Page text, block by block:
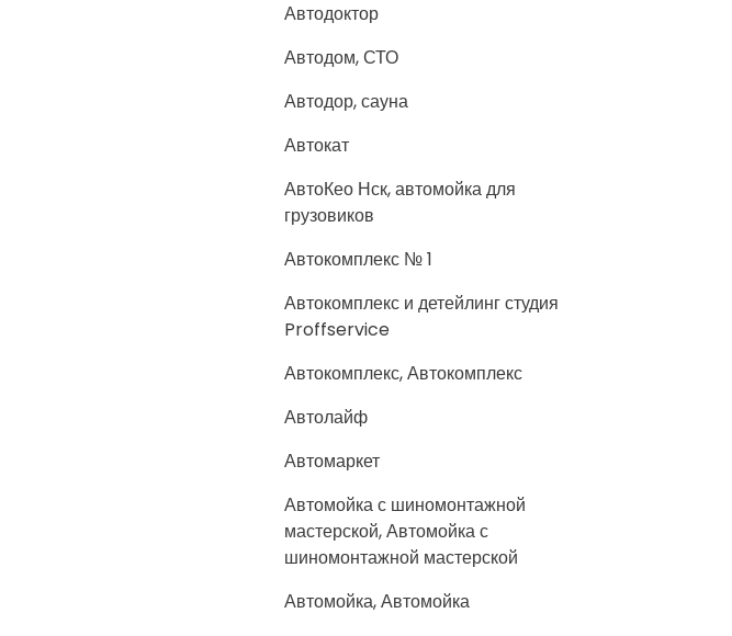
Автодоктор
Автодом, СТО
Автодор, сауна
Автокат
АвтоКео Нск, автомойка для
грузовиков
Автокомплекс № 1
Автокомплекс и детейлинг студия
Proffservice
Автокомплекс, Автокомплекс
Автолайф
Автомаркет
Автомойка с шиномонтажной
мастерской, Автомойка с
шиномонтажной мастерской
Автомойка, Автомойка